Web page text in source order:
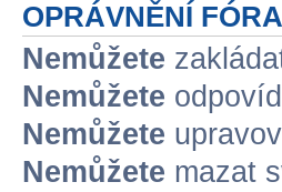
OPRÁVNĚNÍ FÓRA
Nemůžete
Nemůžete
Nemůžete
Nemůžete mazat